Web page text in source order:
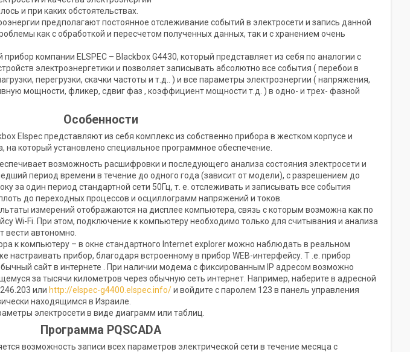
и при каких обстоятельствах.
предполагают постоянное отслеживание событий в электросети и запись данной
как с обработкой и пересчетом полученных данных, так и с хранением очень
компании ELSPEC – Blackbox G4430, который представляет из себя по аналогии с
электроэнергетики и позволяет записывать абсолютно все события ( перебои в
перегрузки, скачки частоты и т.д.. ) и все параметры электроэнергии ( напряжения,
мощности, фликер, сдвиг фаз , коэффициент мощности т.д. ) в одно- и трех- фазной
Особенности
Elspec представляют из себя комплекс из собственно прибора в жестком корпусе и
который установлено специальное программное обеспечение.
возможность расшифровки и последующего анализа состояния электросети и
период времени в течение до одного года (зависит от модели), с разрешением до
за один период стандартной сети 50Гц, т. е. отслеживать и записывать все события
до переходных процессов и осциллограмм напряжений и токов.
измерений отображаются на дисплее компьютера, связь с которым возможна как по
Wi-Fi. При этом, подключение к компьютеру необходимо только для считывания и анализа
вести автономно.
к компьютеру – в окне стандартного Internet explorer можно наблюдать в реальном
настраивать прибор, благодаря встроенному в прибор WEB-интерфейсу. Т .е. прибор
сайт в интернете . При наличии модема с фиксированным IP адресом возможно
за тысячи километров через обычную сеть интернет. Например, наберите в адресной
или http://elspec-g4400.elspec.info/и войдите с паролем 123 в панель управления
находящимся в Израиле.
электросети в виде диаграмм или таблиц.
Программа PQSCADA
возможность записи всех параметров электрической сети в течение месяца с